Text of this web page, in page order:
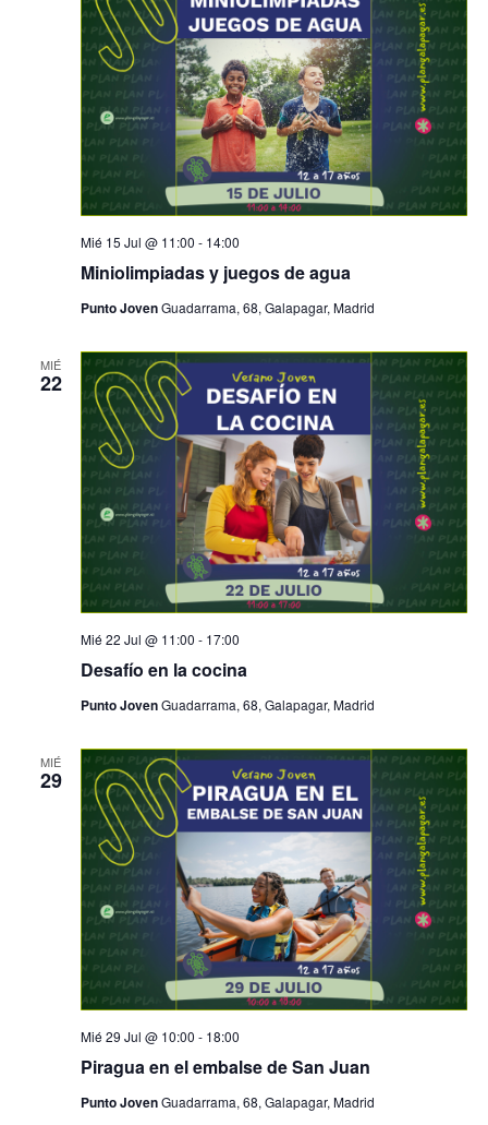
Miniolimpiadas y juegos de agua
Mié 15 Jul @ 11:00 - 14:00
Punto JovenGuadarrama, 68, Galapagar, Madrid
MIÉ
22
Desafío en la cocina
Mié 22 Jul @ 11:00 - 17:00
Punto JovenGuadarrama, 68, Galapagar, Madrid
MIÉ
29
Piragua en el embalse de San Juan
Mié 29 Jul @ 10:00 - 18:00
Punto JovenGuadarrama, 68, Galapagar, Madrid